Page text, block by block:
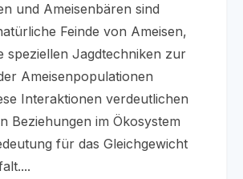
und Ameisenbären sind
Feinde von Ameisen,
speziellen Jagdtechniken zur
Ameisenpopulationen
Interaktionen verdeutlichen
Beziehungen im Ökosystem
für das Gleichgewicht